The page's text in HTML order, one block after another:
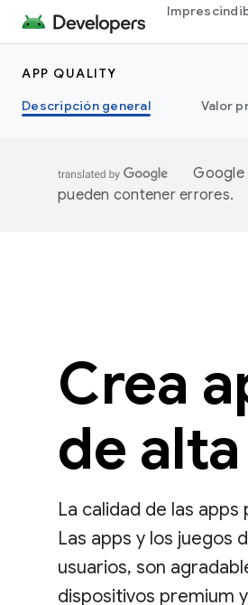
APP QUALITY
Descripción general
Valor
Google
pueden contener errores.
Crea
de
La calidad de las
Las apps y los juegos
usuarios, son
dispositivos premium